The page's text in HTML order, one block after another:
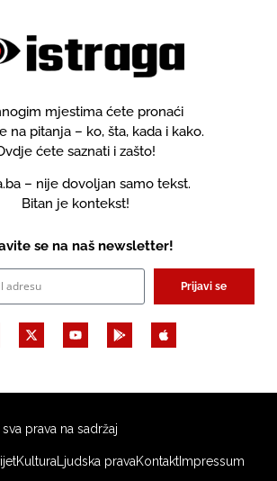
mjestima ćete pronaći
na pitanja – ko, šta, kada i kako.
ćete saznati i zašto!
– nije dovoljan samo tekst.
Bitan je kontekst!
se na naš newsletter!
Prijavi se
prava na sadržaj
KulturaLjudska pravaKontaktImpressum